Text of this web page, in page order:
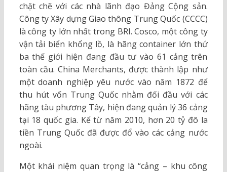
chặt chẽ với các nhà lãnh đạo Đảng Cộng sản.
Công ty Xây dựng Giao thông Trung Quốc (CCCC)
là công ty lớn nhất trong BRI. Cosco, một công ty
vận tải biển khổng lồ, là hãng container lớn thứ
ba thế giới hiện đang đầu tư vào 61 cảng trên
toàn cầu. China Merchants, được thành lập như
một doanh nghiệp yêu nước vào năm 1872 để
thu hút vốn Trung Quốc nhằm đối đầu với các
hãng tàu phương Tây, hiện đang quản lý 36 cảng
tại 18 quốc gia. Kể từ năm 2010, hơn 20 tỷ đô la
tiền Trung Quốc đã được đổ vào các cảng nước
ngoài.
Một khái niệm quan trọng là “cảng – khu công